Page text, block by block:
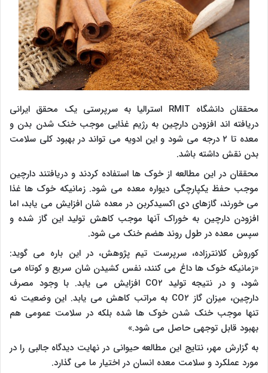
محققان دانشگاه RMIT استرالیا به سرپرستی یک محقق ایرانی
دریافته اند افزودن دارچین به رژیم غذایی موجب خنک شدن بدن و
معده تا ۲ درجه می شود و این ادویه می تواند در بهبود کلی سلامت
بدن نقش داشته باشد.
محققان در این مطالعه از خوک ها استفاده کردند و دریافتند دارچین
موجب حفظ یکپارچگی دیواره معده می شود. زمانیکه خوک ها غذا
می خورند، گازهای دی اکسیدکربن در معده شان افزایش می یابد، اما
افزودن دارچین به خوراک آنها موجب کاهش تولید این گاز شده و
سپس معده در طول روند هضم خنک می شود.
کوروش کلانترزاده، سرپرست تیم پژوهش، در این باره می گوید:
«زمانیکه خوک ها داغ می کنند، نفس کشیدن شان سریع و کوتاه می
شود، و در نتیجه تولید CO۲ افزایش می یابد. با وجود مصرف
دارچین، میزان گاز CO۲ به مراتب کاهش می یابد. این وضعیت نه
تنها موجب خنک شدن خوک ها شده بلکه در سلامت عمومی هم
بهبود قابل توجهی حاصل می شود.»
به گزارش مهر، نتایج این مطالعه حیوانی در نهایت دیدگاه جالبی را در
مورد عملکرد و سلامت معده انسان در اختیار ما می گذارد.